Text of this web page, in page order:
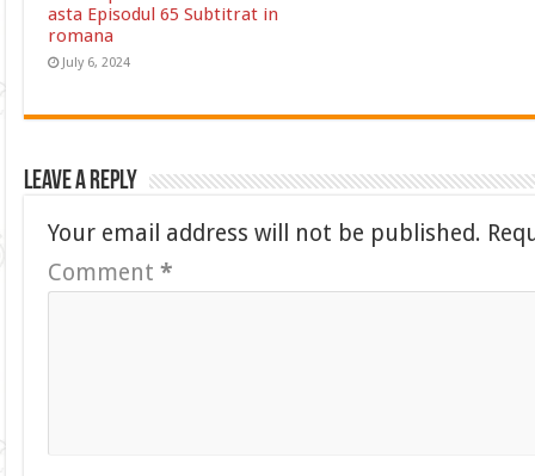
asta Episodul 65 Subtitrat in
romana
July 6, 2024
Leave a Reply
Your email address will not be published.
Comment*